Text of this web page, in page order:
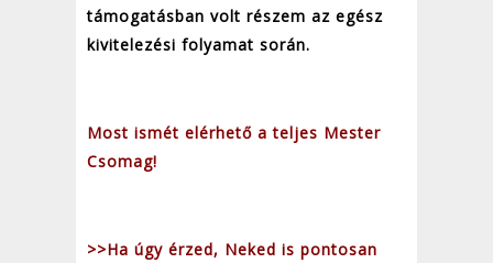
támogatásban volt részem az egész
kivitelezési folyamat során.
Most ismét elérhető a teljes Mester
Csomag!
>>Ha úgy érzed, Neked is pontosan